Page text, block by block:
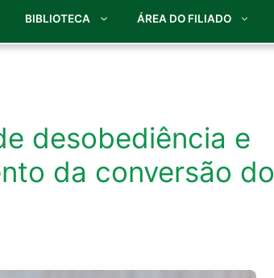
BIBLIOTECA ÁREA DO FILIADO
desobediência e
da conversão do